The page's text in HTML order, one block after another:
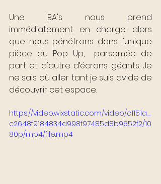
Une BA's nous prend
immédiatement en charge alors
que nous pénétrons dans l'unique
pièce du Pop Up,  parsemée de
part et d'autre d’écrans géants. Je
ne sais où aller tant je suis avide de
découvrir cet espace.
https://video.wixstatic.com/video/c1151a_
c2648f9184834d998f97485d8b9652f2/10
80p/mp4/file.mp4